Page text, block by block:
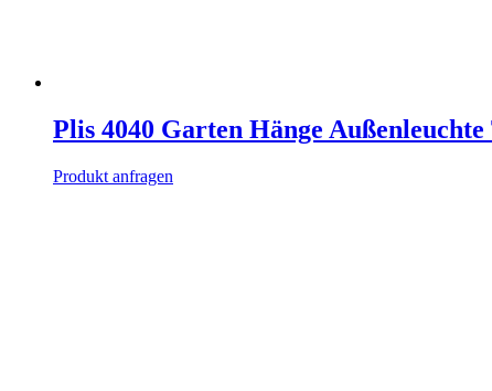
Plis 4040 Garten Hänge
Produkt anfragen